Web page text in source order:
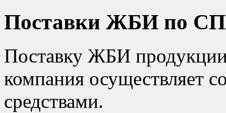
Поставки ЖБИ по
Поставку ЖБИ
компания осуществляет
средствами.